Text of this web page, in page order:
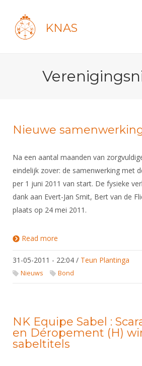
KNAS
Forums
Maandelijks archief
Gebruiksvoorwaarden
Historie
Lidmaatschap
Reglementen
Ledencijfers
Sponsors en Partners
Organisatie
Commissies
Vacatures
Recreatiesport
Veteranen
Lichtzwaardschermen
Ranglijsten
Inschrijven
Reglementen
Rolstoelschermen
NK's
Oranje
SBT
Talentontwikkeling
Internationale Titeltoernooien
Voor de jeugd
Spreekbeurtpakket
Ouders en vereniging
Brassardsysteem
Voor coaches en leraren
Internationale opleidingen
Opleidingen
Forums
Forums
Schermforum
Zoek Vereniging
Contact
NK organiseren
Nieuwe
Na een aantal maanden van
eindelijk zover: de samenwerking met
per 1 juni 2011 van start. De fysieke
dank aan Evert-Jan Smit, Bert van de
plaats op 24 mei 2011.
Read more
31-05-2011 - 22:04 / Teun Plantinga
Nieuws Bond
NK Equipe Sabel :
en Déropement (H)
sabeltitels